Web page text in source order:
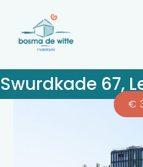
Swurdkade 67,